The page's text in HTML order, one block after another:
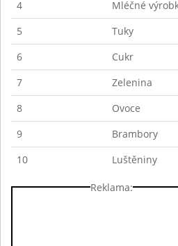
4
Mléčné
5
Tuky
6
Cukr
7
Zelenina
8
Ovoce
9
Brambory
10
Luštěniny
Reklama: